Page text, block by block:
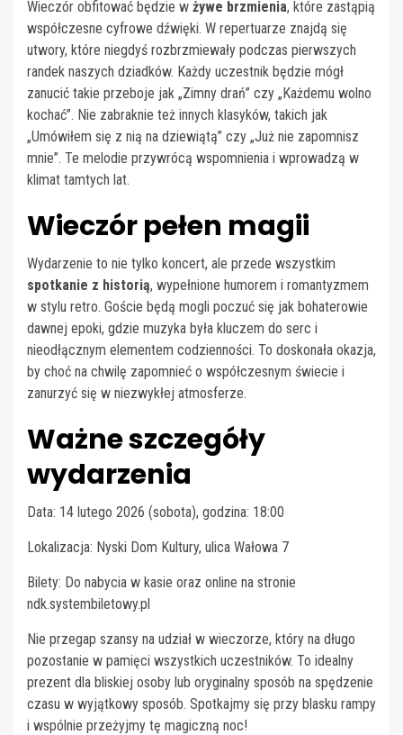
Wieczór obfitować będzie w żywe brzmienia, które zastąpią
współczesne cyfrowe dźwięki. W repertuarze znajdą się
utwory, które niegdyś rozbrzmiewały podczas pierwszych
randek naszych dziadków. Każdy uczestnik będzie mógł
zanucić takie przeboje jak „Zimny drań” czy „Każdemu wolno
kochać”. Nie zabraknie też innych klasyków, takich jak
„Umówiłem się z nią na dziewiątą” czy „Już nie zapomnisz
mnie”. Te melodie przywrócą wspomnienia i wprowadzą w
klimat tamtych lat.
Wieczór pełen magii
Wydarzenie to nie tylko koncert, ale przede wszystkim
spotkanie z historią, wypełnione humorem i romantyzmem
w stylu retro. Goście będą mogli poczuć się jak bohaterowie
dawnej epoki, gdzie muzyka była kluczem do serc i
nieodłącznym elementem codzienności. To doskonała okazja,
by choć na chwilę zapomnieć o współczesnym świecie i
zanurzyć się w niezwykłej atmosferze.
Ważne szczegóły
wydarzenia
Data: 14 lutego 2026 (sobota), godzina: 18:00
Lokalizacja: Nyski Dom Kultury, ulica Wałowa 7
Bilety: Do nabycia w kasie oraz online na stronie
ndk.systembiletowy.pl
Nie przegap szansy na udział w wieczorze, który na długo
pozostanie w pamięci wszystkich uczestników. To idealny
prezent dla bliskiej osoby lub oryginalny sposób na spędzenie
czasu w wyjątkowy sposób. Spotkajmy się przy blasku rampy
i wspólnie przeżyjmy tę magiczną noc!